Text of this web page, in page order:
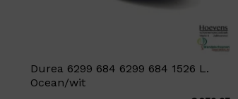
Durea 6299 684 6299 684 1526 L.
Ocean/wit